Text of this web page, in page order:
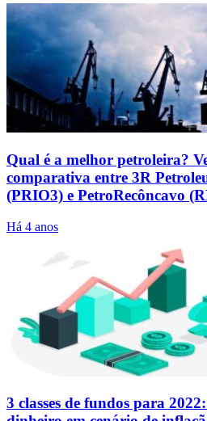
Qual é a melhor petroleira?
comparativa entre 3R
(PRIO3) e PetroRecôncavo
Há 4 anos
3 classes de fundos para